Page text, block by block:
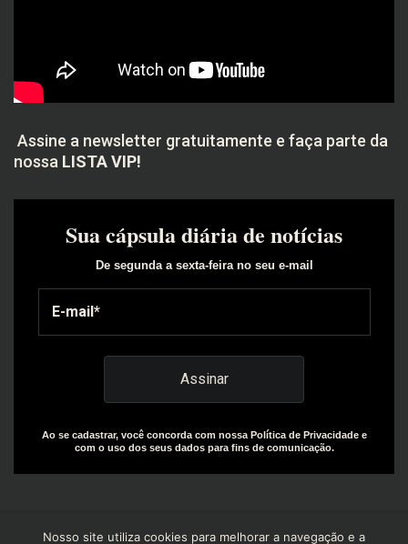
Assine a newsletter gratuitamente e faça parte da
nossa LISTA VIP!
Sua cápsula diária de notícias
De segunda a sexta-feira no seu e-mail
Ao se cadastrar, você concorda com nossa Política de Privacidade e
com o uso dos seus dados para fins de comunicação.
Nosso site utiliza cookies para melhorar a navegação e a